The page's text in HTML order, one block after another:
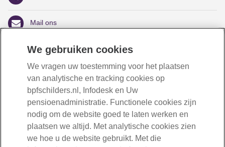
Lees meer
Mail ons
Volg ons
Openingstijden:
maandag tot en met vrijdag van 08:30 tot 17:00 uur
We gebruiken cookies
We vragen uw toestemming voor het plaatsen
van analytische en tracking cookies op
bpfschilders.nl, Infodesk en Uw
pensioenadministratie. Functionele cookies zijn
nodig om de website goed te laten werken en
plaatsen we altijd. Met analytische cookies zien
we hoe u de website gebruikt. Met die